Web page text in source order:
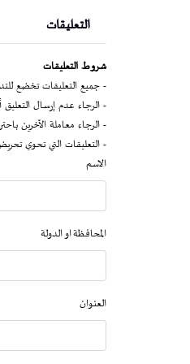
التعليقات
شروط التعليقات
- جميع التعليقات تخضع
- الرجاء عدم إرسال التعليق
- الرجاء معاملة الآخرين
- التعليقات التي تحوي
الاسم
المحافظة او الدولة
العنوان